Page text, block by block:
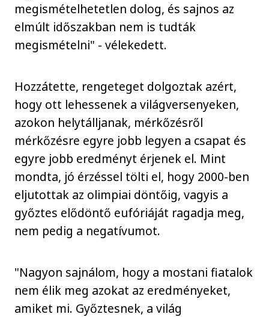
megismételhetetlen dolog, és sajnos az
elmúlt időszakban nem is tudták
megismételni" - vélekedett.
Hozzátette, rengeteget dolgoztak azért,
hogy ott lehessenek a világversenyeken,
azokon helytálljanak, mérkőzésről
mérkőzésre egyre jobb legyen a csapat és
egyre jobb eredményt érjenek el. Mint
mondta, jó érzéssel tölti el, hogy 2000-ben
eljutottak az olimpiai döntőig, vagyis a
győztes elődöntő eufóriáját ragadja meg,
nem pedig a negatívumot.
"Nagyon sajnálom, hogy a mostani fiatalok
nem élik meg azokat az eredményeket,
amiket mi. Győztesnek, a világ